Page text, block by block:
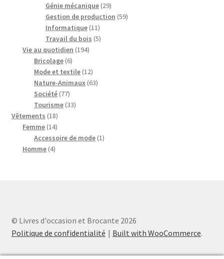
produits
Génie mécanique 2929
produits
Gestion de production 5959
Informatique 1111
produits
Travail du bois 55
Vie au quotidien 194194
Bricolage 66
produits
Mode et textile 1212
produits
Nature-Animaux 6363
Société 7777
produits
Tourisme 3333
Vêtements 1818
produits
Femme 1414
produits
Accessoire de mode 11
Homme 44
© Livres d'occasion et Brocante 2026
Politique de confidentialité
Built with WooCommerce.